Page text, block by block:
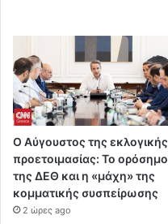
Ο Αύγουστος της εκλογικής
προετοιμασίας: Το ορόσημο
της ΔΕΘ και η «μάχη» της
κομματικής συσπείρωσης
2 ώρες ago